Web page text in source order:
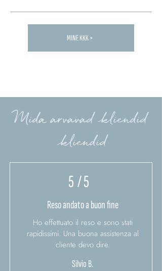
Carica altre FAQ...
MINE KKK >
Mida arvavad kliendid
kliendid
5/ 5
Reso andato a buon fine
Ho effettuato il reso e sono stati
rapidissimi. Una buona assistenza al
cliente devo dire.
Silvio B.